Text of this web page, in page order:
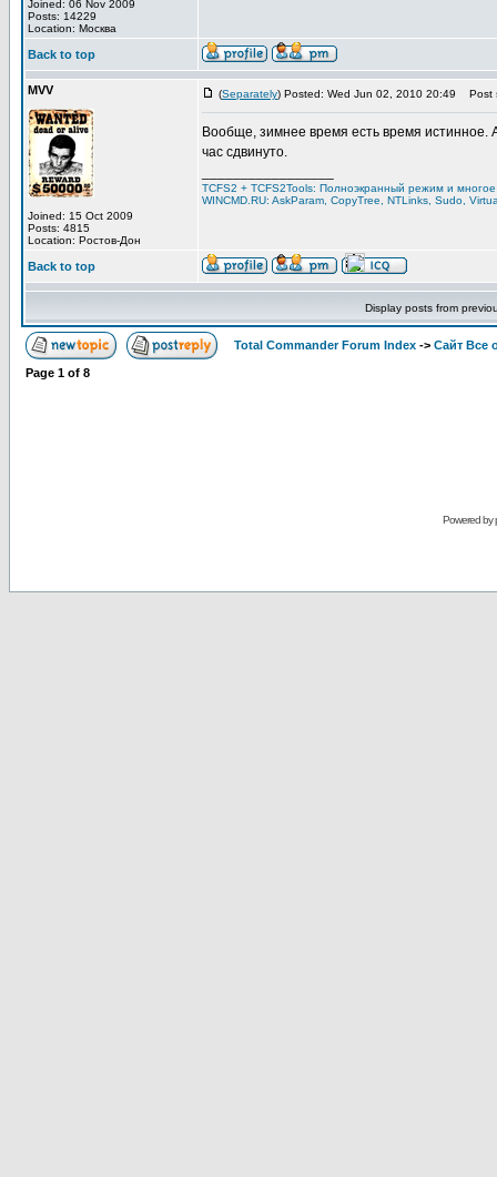
Joined: 06 Nov 2009
Posts: 14229
Location: Москва
Back to top
MVV
Joined: 15 Oct 2009
Posts: 4815
Location: Ростов-Дон
(Separately) Posted: Wed Jun 02, 2010 20:49 Post
Вообще, зимнее время есть время истинное.
час сдвинуто.
TCFS2 + TCFS2Tools: Полноэкранный режим и
WINCMD.RU: AskParam, CopyTree, NTLinks, Sudo,
Back to top
Display posts from
Total Commander Forum Index -> Сайт Все
Page 1 of 8
Powered by